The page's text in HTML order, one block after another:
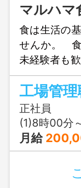
マルハマ
食は生活の
せんか。 食
未経験者も
ークライフ
は工場内作
従業員との
社内でのハ
れる ・工
対応する ・
わかり易く
を示し、
工場管
正社員
(1)8時00分
月給